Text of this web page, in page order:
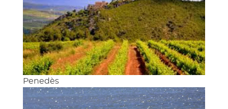
Penedès